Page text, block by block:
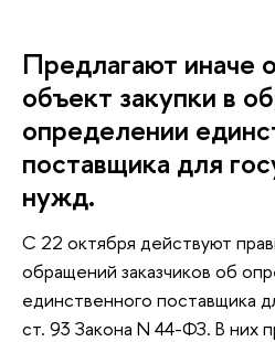
Предлагают иначе
объект закупки в
определении
поставщика для
нужд.
С 22 октября действуют
обращений заказчиков об
единственного поставщика
ст. 93 Закона N 44-ФЗ. В них